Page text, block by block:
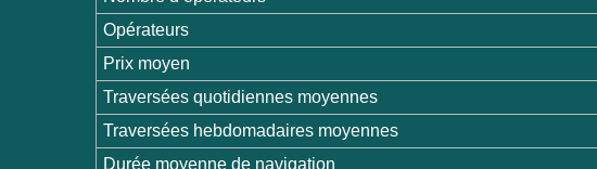
Opérateurs
Prix moyen
Traversées quotidiennes moyennes
Traversées hebdomadaires moyennes
Durée moyenne de navigation